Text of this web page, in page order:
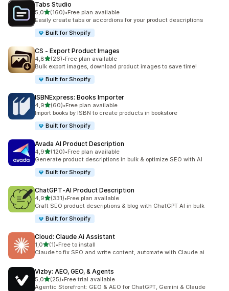
Tabs Studio
5,0av 5 stjerner
(160)
Totalt 160 omtaler
•Free plan available
Easily create tabs or accordions for your product descriptions
Built for Shopify
CS ‑ Export Product Images
4,8av 5 stjerner
(26)
Totalt 26 omtaler
•Free plan available
Bulk export images, download product images to save time!
Built for Shopify
ISBNExpress: Books Importer
4,9av 5 stjerner
(60)
Totalt 60 omtaler
•Free plan available
Import books by ISBN to create products in bookstore
Built for Shopify
Avada AI Product Description
4,9av 5 stjerner
(120)
Totalt 120 omtaler
•Free plan available
Generate product descriptions in bulk & optimize SEO with AI
Built for Shopify
ChatGPT‑AI Product Description
4,9av 5 stjerner
(331)
Totalt 331 omtaler
•Free plan available
Craft SEO product descriptions & blog with ChatGPT AI in bulk
Built for Shopify
Cloud: Claude Ai Assistant
1,0av 5 stjerner
(1)
Totalt 1 omtaler
•Free to install
Claude to fix SEO and write content, automate with Claude ai
Vizby: AEO, GEO, & Agents
5,0av 5 stjerner
(25)
Totalt 25 omtaler
•Free trial available
Agentic Storefront: GEO & AEO for ChatGPT, Gemini & Claude